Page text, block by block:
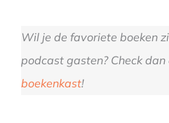
Wil je de favoriete boeken
podcast gasten? Check dan
boekenkast!